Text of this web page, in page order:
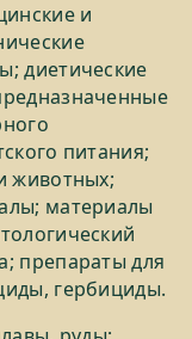
и
диетические
питания;
животных;
материалы
препараты для
гербициды.